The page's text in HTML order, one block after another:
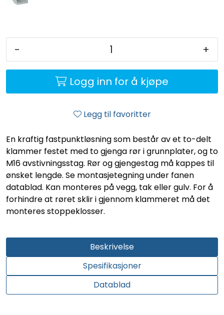
Beskrivelse
Spesifikasjoner
Datablad
- +
Logg inn for å kjøpe
Legg til favoritter
En kraftig fastpunktløsning som består av et to-delt
klammer festet med to gjenga rør i grunnplater, og to
M16 avstivningsstag. Rør og gjengestag må kappes til
ønsket lengde. Se montasjetegning under fanen
datablad. Kan monteres på vegg, tak eller gulv. For å
forhindre at røret sklir i gjennom klammeret må det
monteres stoppeklosser.